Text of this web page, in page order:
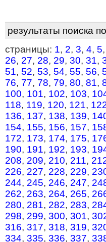
результаты поиска
страницы: 1, 2, 3, 4, 5,
26, 27, 28, 29, 30, 31,
51, 52, 53, 54, 55, 56,
76, 77, 78, 79, 80, 81,
100, 101, 102, 103,
118, 119, 120, 121,
136, 137, 138, 139,
154, 155, 156, 157,
172, 173, 174, 175,
190, 191, 192, 193,
208, 209, 210, 211,
226, 227, 228, 229,
244, 245, 246, 247,
262, 263, 264, 265,
280, 281, 282, 283,
298, 299, 300, 301,
316, 317, 318, 319,
334, 335, 336, 337,